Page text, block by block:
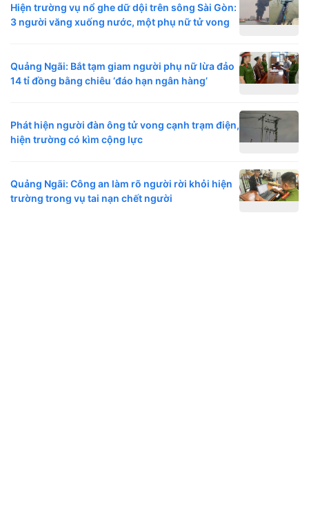
Hiện trường vụ nổ ghe dữ dội trên sông Sài Gòn:
3 người văng xuống nước, một phụ nữ tử vong
Quảng Ngãi: Bắt tạm giam người phụ nữ lừa đảo
14 tỉ đồng bằng chiêu ‘đáo hạn ngân hàng’
Phát hiện người đàn ông tử vong cạnh trạm điện,
hiện trường có kìm cộng lực
Quảng Ngãi: Công an làm rõ người rời khỏi hiện
trường trong vụ tai nạn chết người